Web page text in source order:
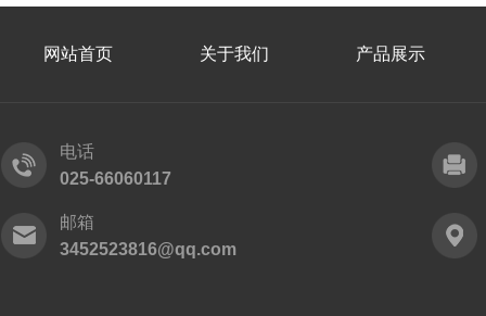
网站首页 关于我们 产品展示
电话
025-66060117
邮箱
3452523816@qq.com